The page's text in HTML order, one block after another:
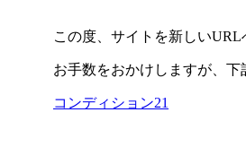
この度、サイトを新しい
お手数をおかけしますが、
コンディション21